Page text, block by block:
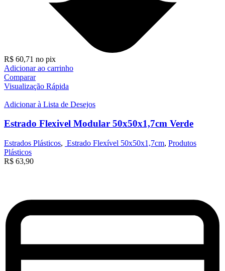
R$ 60,71 no pix
Adicionar ao carrinho
Comparar
Visualização Rápida
Adicionar à Lista de Desejos
Estrado Flexivel Modular 50x50x1,7cm Verde
Estrados Plásticos, Estrado Flexível 50x50x1,7cm, Produtos
Plásticos
R$ 63,90